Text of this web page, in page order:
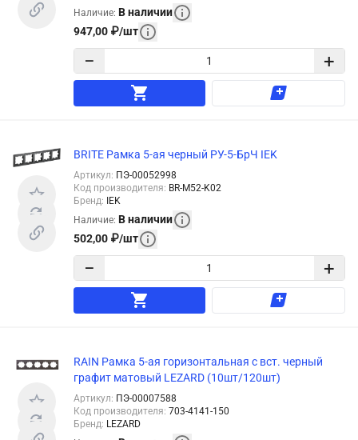
Наличие: В наличии
947,00 ₽/шт
− +
BRITE Рамка 5-ая черный РУ-5-БрЧ IEK
Артикул: ПЭ-00052998
Код производителя: BR-M52-K02
Бренд: IEK
Наличие: В наличии
502,00 ₽/шт
− +
RAIN Рамка 5-ая горизонтальная с вст. черный
графит матовый LEZARD (10шт/120шт)
Артикул: ПЭ-00007588
Код производителя: 703-4141-150
Бренд: LEZARD